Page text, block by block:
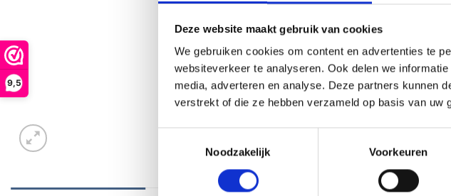
Deze website maakt gebruik van cookies
We gebruiken cookies om content en advertenties te
websiteverkeer te analyseren. Ook delen we
media, adverteren en analyse. Deze partners kunnen
verstrekt of die ze hebben verzameld op basis van uw
Noodzakelijk
Voorkeuren
9,5